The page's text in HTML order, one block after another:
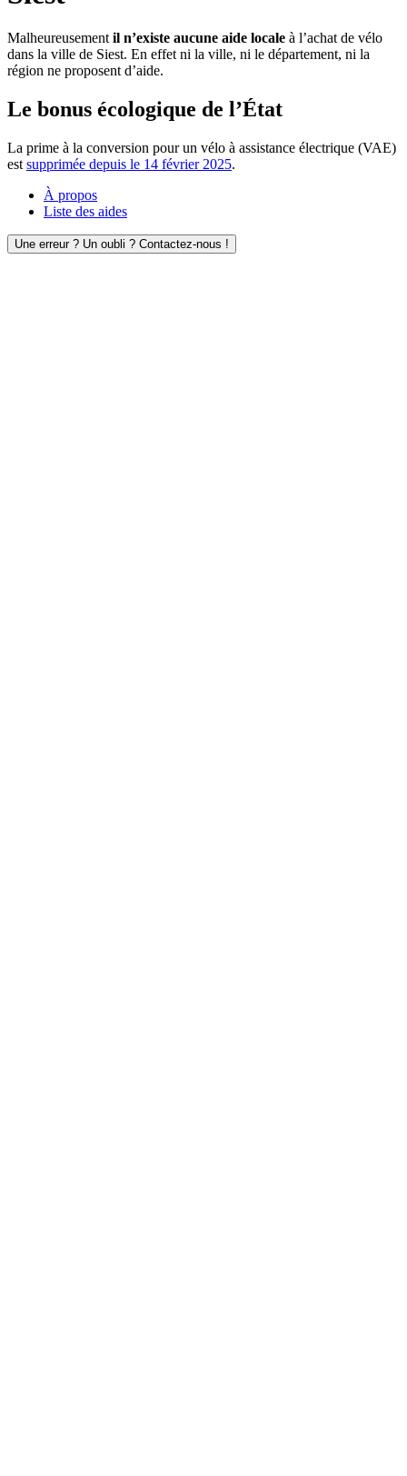
Malheureusement il n’existe aucune aide locale à l’achat de vélo
dans la ville de Siest. En effet ni la ville, ni le département, ni la
région ne proposent d’aide.
Le bonus écologique de l’État
La prime à la conversion pour un vélo à assistance électrique (VAE)
est supprimée depuis le 14 février 2025.
À propos
Liste des aides
Une erreur ? Un oubli ? Contactez-nous !